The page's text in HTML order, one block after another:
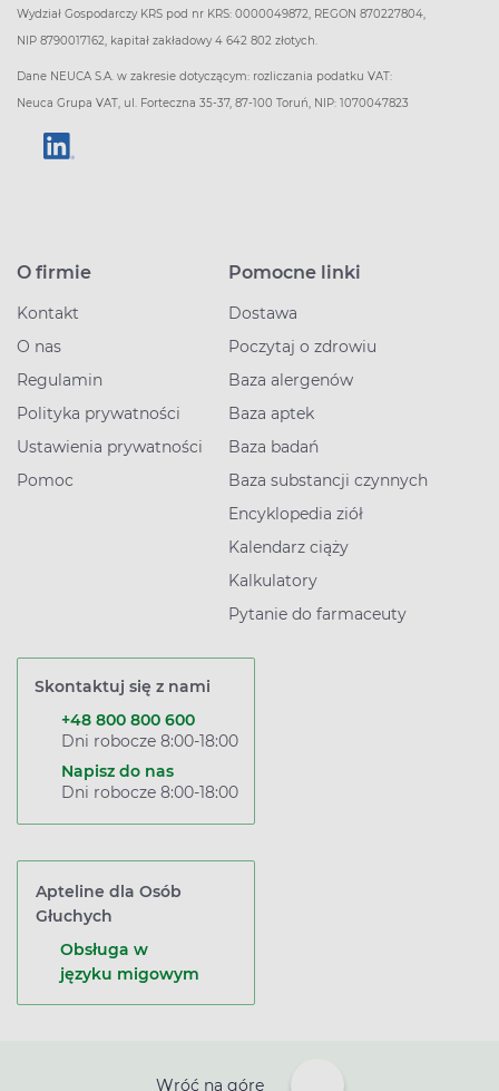
Wydział Gospodarczy KRS pod nr KRS: 0000049872, REGON 870227804,
NIP 8790017162, kapitał zakładowy 4 642 802 złotych.
Dane NEUCA S.A. w zakresie dotyczącym: rozliczania podatku VAT:
Neuca Grupa VAT, ul. Forteczna 35-37, 87-100 Toruń, NIP: 1070047823
O firmie
Kontakt
O nas
Regulamin
Polityka prywatności
Ustawienia prywatności
Pomoc
Pomocne linki
Dostawa
Poczytaj o zdrowiu
Baza alergenów
Baza aptek
Baza badań
Baza substancji czynnych
Encyklopedia ziół
Kalendarz ciąży
Kalkulatory
Pytanie do farmaceuty
Skontaktuj się z nami
+48 800 800 600
Dni robocze 8:00-18:00
Napisz do nas
Dni robocze 8:00-18:00
Apteline dla Osób
Głuchych
Obsługa w
języku migowym
Wróć na górę